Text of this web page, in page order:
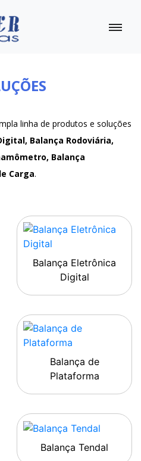
linha de produtos e soluções
Balança Rodoviária,
Balança
Carga.
Balança Eletrônica
Digital
Balança de
Plataforma
Balança Tendal